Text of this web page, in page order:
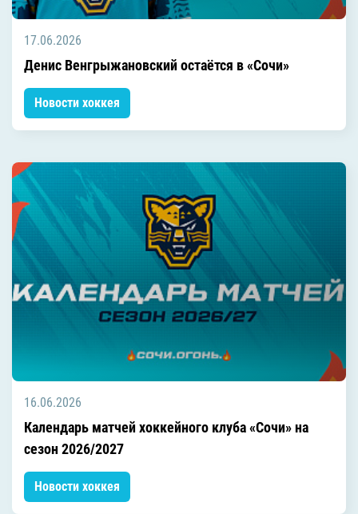
17.06.2026
Денис Венгрыжановский остаётся в «Сочи»
Новости хоккея
16.06.2026
Календарь матчей хоккейного клуба «Сочи» на
сезон 2026/2027
Новости хоккея